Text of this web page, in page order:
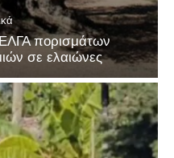
πορισμάτων
σε ελαιώνες